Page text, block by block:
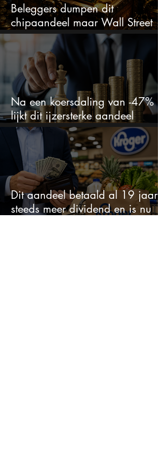
Beleggers dumpen dit
chipaandeel maar Wall Street
ziet een zeldzame koopkans
Na een koersdaling van -47%
lijkt dit ijzersterke aandeel
aantrekkelijker dan ooit
Dit aandeel betaald al 19 jaar
steeds meer dividend en is nu